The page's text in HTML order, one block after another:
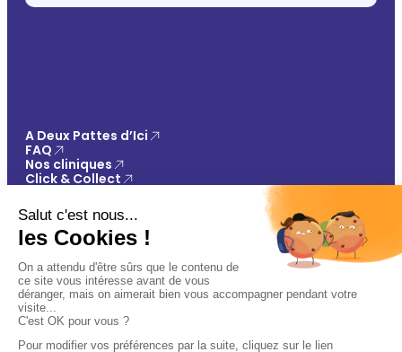
A Deux Pattes d’Ici
FAQ
Nos cliniques
Click & Collect
Vos avantages
Conseils
Paiement 100% sécurisé